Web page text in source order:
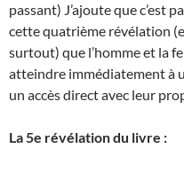
passant) J’ajoute que c’est
cette quatrième révélation
surtout) que l’homme et la
atteindre immédiatement à
un accès direct avec leur
La 5e révélation du livre :